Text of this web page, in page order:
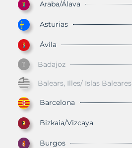
Araba/Álava
Asturias
Ávila
Badajoz
Balears, Illes/ Islas Baleares
Barcelona
Bizkaia/Vizcaya
Burgos